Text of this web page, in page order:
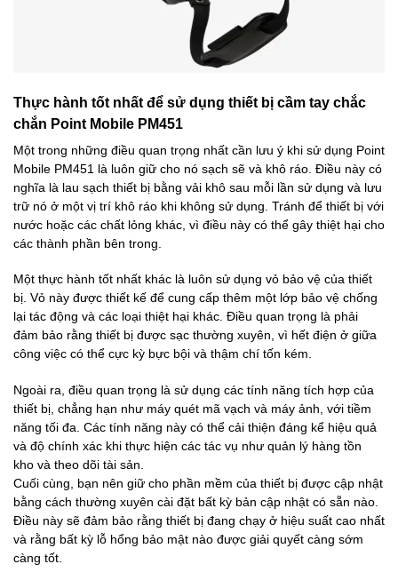
Thực hành tốt nhất để sử dụng thiết bị cầm tay chắc
chắn Point Mobile PM451
Một trong những điều quan trọng nhất cần lưu ý khi sử dụng Point
Mobile PM451 là luôn giữ cho nó sạch sẽ và khô ráo. Điều này có
nghĩa là lau sạch thiết bị bằng vải khô sau mỗi lần sử dụng và lưu
trữ nó ở một vị trí khô ráo khi không sử dụng. Tránh để thiết bị với
nước hoặc các chất lỏng khác, vì điều này có thể gây thiệt hại cho
các thành phần bên trong.
Một thực hành tốt nhất khác là luôn sử dụng vỏ bảo vệ của thiết
bị. Vỏ này được thiết kế để cung cấp thêm một lớp bảo vệ chống
lại tác động và các loại thiệt hại khác. Điều quan trọng là phải
đảm bảo rằng thiết bị được sạc thường xuyên, vì hết điện ở giữa
công việc có thể cực kỳ bực bội và thậm chí tốn kém.
Ngoài ra, điều quan trọng là sử dụng các tính năng tích hợp của
thiết bị, chẳng hạn như máy quét mã vạch và máy ảnh, với tiềm
năng tối đa. Các tính năng này có thể cải thiện đáng kể hiệu quả
và độ chính xác khi thực hiện các tác vụ như quản lý hàng tồn
kho và theo dõi tài sản.
Cuối cùng, bạn nên giữ cho phần mềm của thiết bị được cập nhật
bằng cách thường xuyên cài đặt bất kỳ bản cập nhật có sẵn nào.
Điều này sẽ đảm bảo rằng thiết bị đang chạy ở hiệu suất cao nhất
và rằng bất kỳ lỗ hổng bảo mật nào được giải quyết càng sớm
càng tốt.